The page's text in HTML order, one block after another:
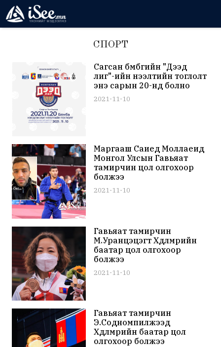
СПОРТ
Сагсан бөмбөгийн "Дээд
лиг"-ийн нээлтийн тоглолт
энэ сарын 20-нд болно
2021-11-10
Маргааш Саиед Моллаеид
Монгол Улсын Гавьяат
тамирчин цол олгохоор
болжээ
2021-11-10
Гавьяат тамирчин
М.Уранцэцэгт Хөдөлмөрийн
баатар цол олгохоор
болжээ
2021-11-10
Гавьяат тамирчин
Э.Содномпилжээд
Хөдөлмөрийн баатар цол
олгохоор болжээ